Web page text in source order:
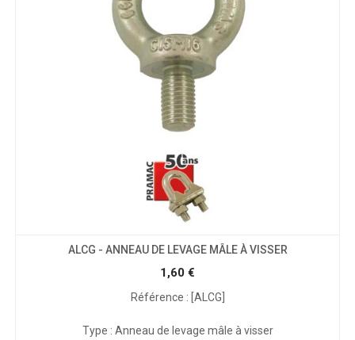
ALCG - ANNEAU DE LEVAGE MÂLE À VISSER
1,60 €
Référence : [ALCG]
Type : Anneau de levage mâle à visser